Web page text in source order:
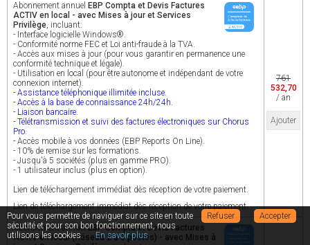
Abonnement annuel EBP Compta et Devis Factures
ACTIV en local - avec Mises à jour et Services
Privilège, incluant:
- Interface logicielle Windows®.
- Conformité norme FEC et Loi anti-fraude à la TVA.
- Accès aux mises à jour (pour vous garantir en permanence une
conformité technique et légale).
- Utilisation en local (pour être autonome et indépendant de votre
connexion internet).
- Assistance téléphonique illimitée incluse.
- Accès à la base de connaissance 24h/24h.
- Liaison bancaire.
- Télétransmission et suivi des factures électroniques sur Chorus
Pro.
- Accès mobile à vos données (EBP Reports On Line).
- 10% de remise sur les formations.
- Jusqu'à 5 sociétés (plus en gamme PRO).
- 1 utilisateur inclus (plus en option).
Lien de téléchargement immédiat dès réception de votre paiement.
Lien de téléchargement immédiat dès réception de votre paiement.
761
532,70
/ an
Ajouter
Abonnement annuelEBP Compta et Devis Factures
ACTIV en local (Réseau 2 à 3 postes) - avec Mises à
Accepter
Refuser
Pour vous permettre de naviguer sur ce site en toute
sécutité et pour son bon fonctionnement, nous
utilisons les cookies.
En savoir plus